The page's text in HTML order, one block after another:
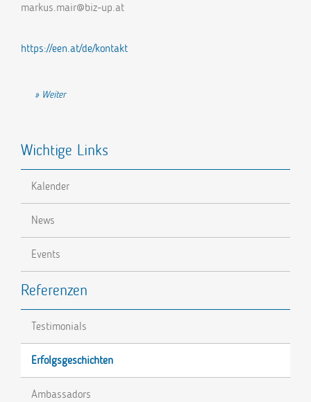
markus.mair@biz-up.at
https://een.at/de/kontakt
Nächster Beitrag: D3D Design3D: Erste Auslandskooperation über
Weiter
Wichtige Links
Kalender
News
Events
Referenzen
Testimonials
Erfolgsgeschichten
Ambassadors